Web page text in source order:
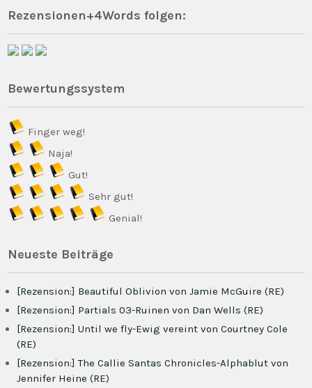
Rezensionen+4Words folgen:
Bewertungssystem
Finger weg!
Naja!
Gut!
Sehr gut!
Genial!
Neueste Beiträge
[Rezension:] Beautiful Oblivion von Jamie McGuire (RE)
[Rezension:] Partials 03-Ruinen von Dan Wells (RE)
[Rezension:] Until we fly-Ewig vereint von Courtney Cole
(RE)
[Rezension:] The Callie Santas Chronicles-Alphablut von
Jennifer Heine (RE)